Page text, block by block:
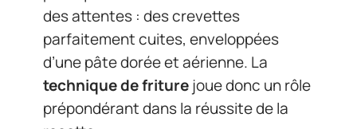
des attentes : des crevettes
parfaitement cuites, enveloppées
d’une pâte dorée et aérienne. La
technique de friture joue donc un rôle
prépondérant dans la réussite de la